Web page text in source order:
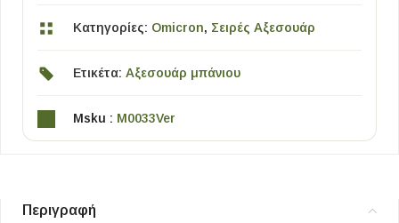
Κατηγορίες: Omicron, Σειρές Αξεσουάρ
Ετικέτα: Αξεσουάρ μπάνιου
Msku : M0033Ver
Περιγραφή